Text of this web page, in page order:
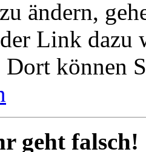
ändern,
Link dazu
Dort können
geht falsch!